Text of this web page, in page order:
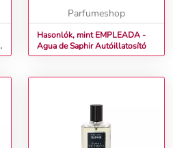
Parfumeshop
Hasonlók, mint EMPLEADA -
Agua de Saphir Autóillatosító